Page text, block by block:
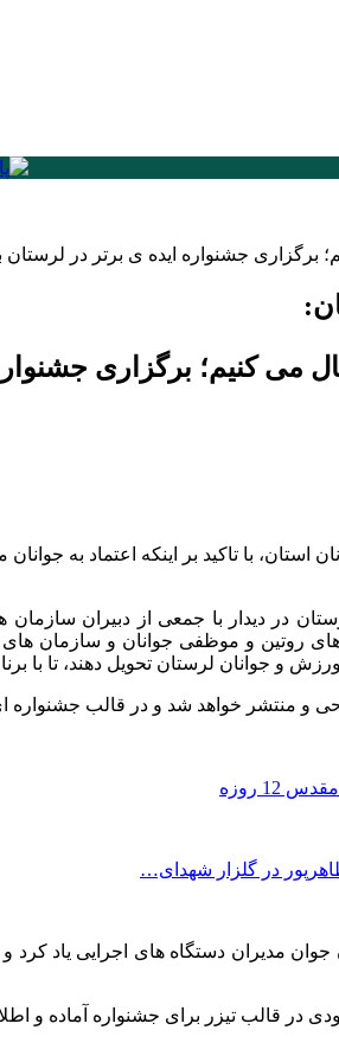
برگزاری جشنواره ایده ی برتر در لرستان
می کنیم؛ برگزاری
استان، با تاکید بر اینکه اعتماد به
در دیدار با جمعی از دبیران سازمان
روتین و موظفی جوانان و سازمان
و جوانان لرستان تحویل دهند، تا با
و منتشر خواهد شد و در قالب جشنواره
روزه
در گلزار شهدای…
مدیران دستگاه های اجرایی یاد
در قالب تیزر برای جشنواره آماده و